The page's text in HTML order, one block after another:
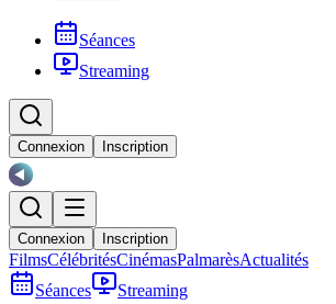
Séances
Streaming
Connexion Inscription
Connexion Inscription
FilmsCélébritésCinémasPalmarèsActualités
Séances
Streaming